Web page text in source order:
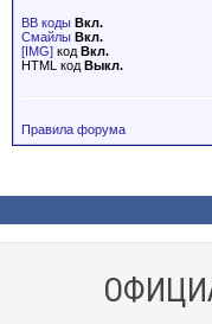
BB коды Вкл.
Смайлы Вкл.
[IMG] код Вкл.
HTML код Выкл.
Правила форума